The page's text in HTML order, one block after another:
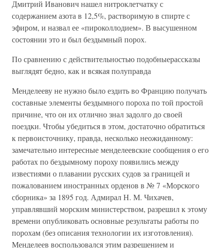
Дмитрий Иванович нашел нитроклетчатку с
содержанием азота в 12,5%, растворимую в спирте с
эфиром, и назвал ее «пироколлодием». В высушенном
состоянии это и был бездымный порох.
По сравнению с действительностью подобныерассказы
выглядят бедно, как и всякая полуправда
Менделееву не нужно было ездить во Францию получать
составные элементы бездымного пороха по той простой
причине, что он их отлично знал задолго до своей
поездки. Чтобы убедиться в этом, достаточно обратиться
к первоисточнику, правда, несколько неожиданному:
замечательно интересные менделеевские сообщения о его
работах по бездымному пороху появились между
известиями о плавании русских судов за границей и
пожалованием иностранных орденов в № 7 «Морского
сборника» за 1895 год. Адмирал Н. М. Чихачев,
управлявший морским министерством, разрешил к этому
времени опубликовать основные результаты работы по
порохам (без описания технологии их изготовления).
Менделеев воспользовался этим разрешением и